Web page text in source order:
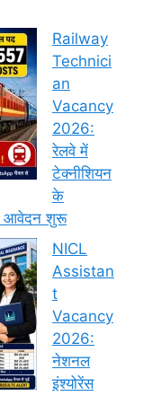
Railway
Technici
an
Vacancy
2026:
रेलवे में
टेक्नीशियन
के
आवेदन शुरू
NICL
Assistan
t
Vacancy
2026:
नेशनल
इंश्योरेंस